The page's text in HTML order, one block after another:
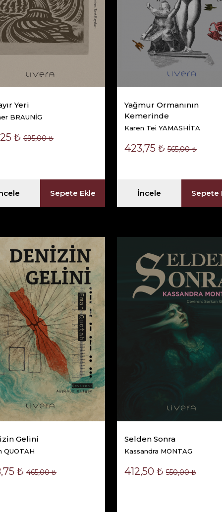
Yeri
BRAUNİG
₺ 695,00 ₺
Sepete Ekle
Yağmur Ormanının
Kemerinde
Karen Tei YAMASHİTA
423,75 ₺ 565,00 ₺
İncele Sepete
Gelini
QUOTAH
₺ 465,00 ₺
Selden Sonra
Kassandra MONTAG
412,50 ₺ 550,00 ₺